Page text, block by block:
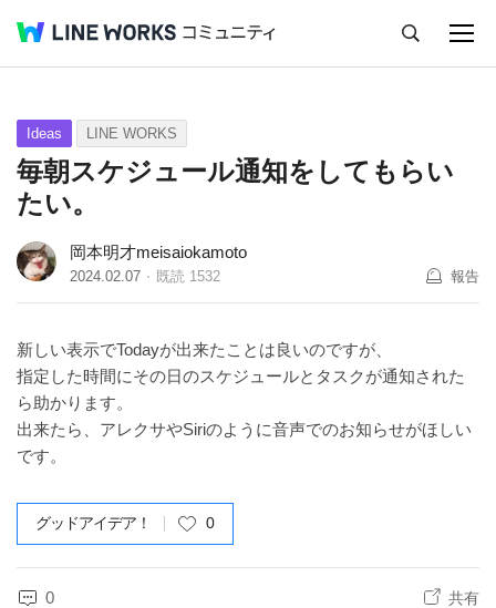
Q&A Tips Ideas
Ideas LINE WORKS
毎朝スケジュール通知をしてもらい
たい。
岡本明才meisaiokamoto
2024.02.07 既読 1532 報告
新しい表示でTodayが出来たことは良いのですが、
指定した時間にその日のスケジュールとタスクが通知された
ら助かります。
出来たら、アレクサやSiriのように音声でのお知らせがほしい
です。
グッドアイデア！ 0
0 共有